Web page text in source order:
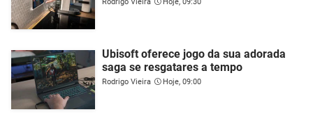
Ubisoft oferece jogo da sua adorada
saga se resgatares a tempo
Rodrigo Vieira Hoje, 09:00